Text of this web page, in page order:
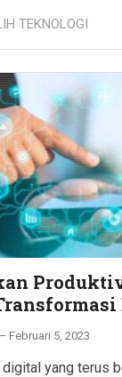
TEKNOLOGI
Februari 5, 2023
yang terus